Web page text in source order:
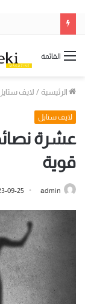
القائمة
الرئيسية / لايف
لايف ستايل
عشرة
قوية
admin
09-25